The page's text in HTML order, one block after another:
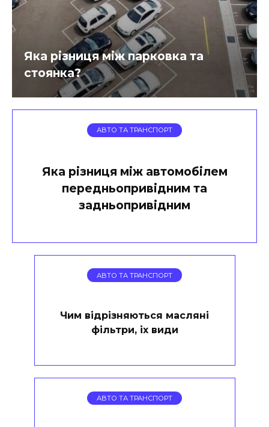
Яка різниця між парковка та
стоянка?
АВТО ТА ТРАНСПОРТ
Яка різниця між автомобілем
передньопривідним та
задньопривідним
АВТО ТА ТРАНСПОРТ
Чим відрізняються масляні
фільтри, іх види
АВТО ТА ТРАНСПОРТ